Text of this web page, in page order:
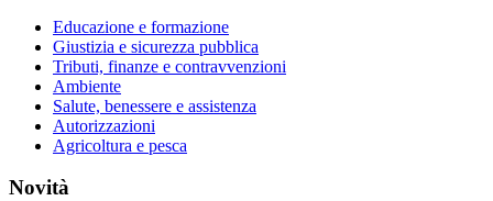
Educazione e formazione
Giustizia e sicurezza pubblica
Tributi, finanze e contravvenzioni
Ambiente
Salute, benessere e assistenza
Autorizzazioni
Agricoltura e pesca
Novità